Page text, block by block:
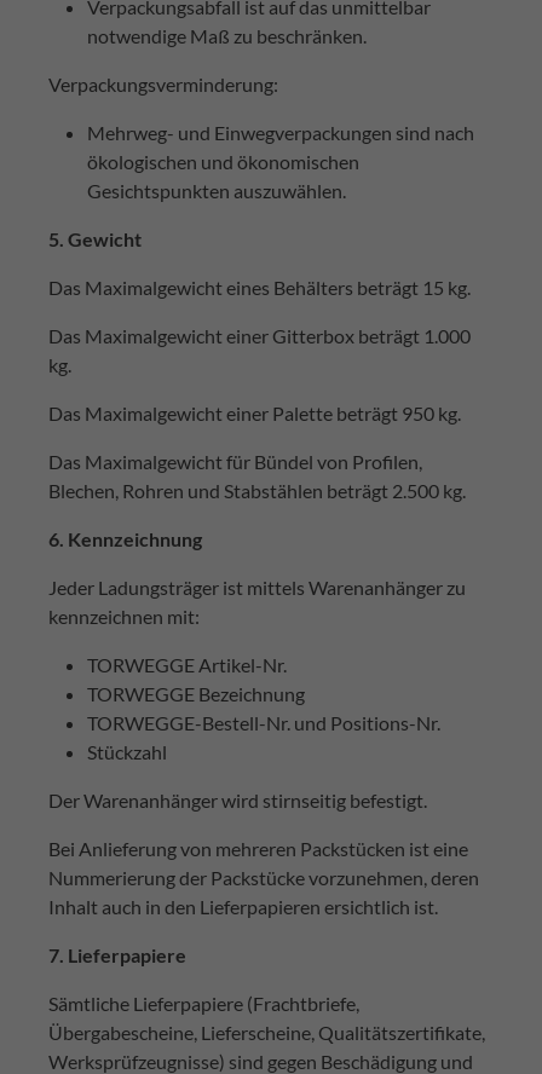
Verpackungsabfall ist auf das unmittelbar
notwendige Maß zu beschränken.
Verpackungsverminderung:
Mehrweg- und Einwegverpackungen sind nach
ökologischen und ökonomischen
Gesichtspunkten auszuwählen.
5. Gewicht
Das Maximalgewicht eines Behälters beträgt 15 kg.
Das Maximalgewicht einer Gitterbox beträgt 1.000
kg.
Das Maximalgewicht einer Palette beträgt 950 kg.
Das Maximalgewicht für Bündel von Profilen,
Blechen, Rohren und Stabstählen beträgt 2.500 kg.
6. Kennzeichnung
Jeder Ladungsträger ist mittels Warenanhänger zu
kennzeichnen mit:
TORWEGGE Artikel-Nr.
TORWEGGE Bezeichnung
TORWEGGE-Bestell-Nr. und Positions-Nr.
Stückzahl
Der Warenanhänger wird stirnseitig befestigt.
Bei Anlieferung von mehreren Packstücken ist eine
Nummerierung der Packstücke vorzunehmen, deren
Inhalt auch in den Lieferpapieren ersichtlich ist.
7. Lieferpapiere
Sämtliche Lieferpapiere (Frachtbriefe,
Übergabescheine, Lieferscheine, Qualitätszertifikate,
Werksprüfzeugnisse) sind gegen Beschädigung und